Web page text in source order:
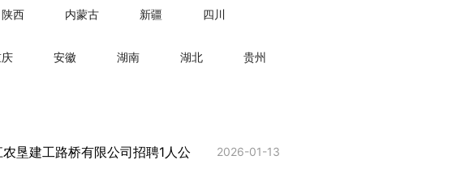
陕西 内蒙古 新疆 四川
安徽 湖南 湖北 贵州
垦建工路桥有限公司招聘1人公
2026-01-13